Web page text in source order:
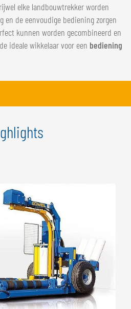
elke landbouwtrekker worden
en de eenvoudige bediening zorgen
kunnen worden gecombineerd en
ideale wikkelaar voor een bediening